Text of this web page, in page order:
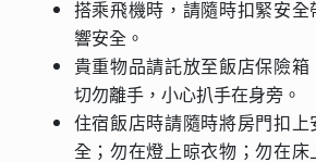
搭乘飛機時，請隨時扣緊安全
響安全。
貴重物品請託放至飯店保險箱
切勿離手，小心扒手在身旁。
住宿飯店時請隨時將房門扣上
全；勿在燈上晾衣物；勿在床